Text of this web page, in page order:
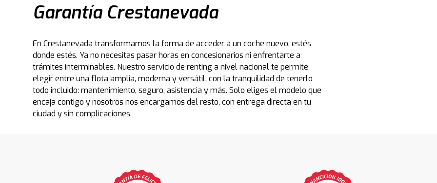
Garantía Crestanevada
En Crestanevada transformamos la forma de acceder a un coche nuevo, estés
donde estés. Ya no necesitas pasar horas en concesionarios ni enfrentarte a
trámites interminables. Nuestro servicio de renting a nivel nacional te permite
elegir entre una flota amplia, moderna y versátil, con la tranquilidad de tenerlo
todo incluido: mantenimiento, seguro, asistencia y más. Solo eliges el modelo que
encaja contigo y nosotros nos encargamos del resto, con entrega directa en tu
ciudad y sin complicaciones.